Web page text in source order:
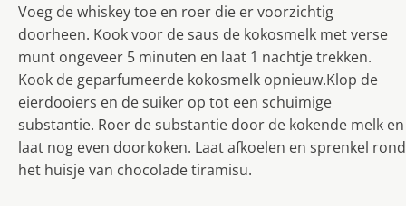
Voeg de whiskey toe en roer die er voorzichtig
doorheen. Kook voor de saus de kokosmelk met verse
munt ongeveer 5 minuten en laat 1 nachtje trekken.
Kook de geparfumeerde kokosmelk opnieuw.Klop de
eierdooiers en de suiker op tot een schuimige
substantie. Roer de substantie door de kokende melk en
laat nog even doorkoken. Laat afkoelen en sprenkel rond
het huisje van chocolade tiramisu.